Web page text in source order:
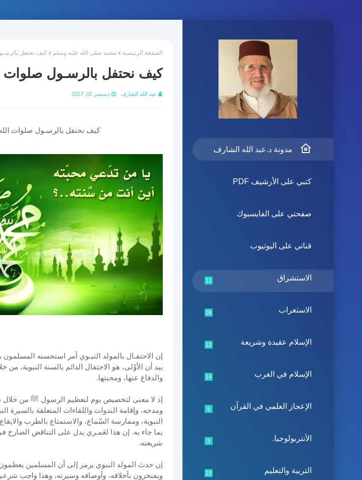
مدونة د.عبد الله الشارف
كتبي على الأرشيف PDF
صفحتي على الفايسبوك
قناتي على اليوتيوب
الاستشراق 11
الاستغراب 26
الإسلام عقيدة وشريعة 12
الإسلام في الغرب 14
الإعجاز العلمي في القرآن 5
الأنتربولوجيا. 3
التربية والتعليم 23
الصفحة الرئيسية محمد صلى الله عليه وسلم كيف نحتفل
كيف نحتفل بالرسـول صلوات
عبد الله الشارف ديسمبر 01, 2017
كيف نحتفل بالرسـول صلوات
إن الاحتفـال بالمولد النبـوي أمر استحسنه المسلمون
بيد أن الأوْلى، هو الاحتفال الدائم بالسنة النبوية، من
والدفاع عنها، ومحبتها.
إذ لا معنى لتخصيص يوم لتعظيم الرسول ﷺ من خلال
ومدحه، وإقامة الندوات واللقاءات المتعلقة بالسيرة
النبوية، وممارسة السّماع، والاستمتاع بالطرب
بما جاء به. إن هذا لعَمـري يدل على التناقض الصارخ
شريعته.
إن حدث المولد النبوي يرمز إلى أن المسلمين
ويفتخرون بأخلاقه، وأوصافه وسيرته، وهذا واجب